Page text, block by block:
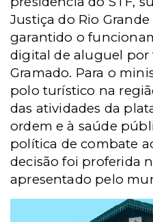
Justiça do Rio
garantido o
digital de aluguel
Gramado. Para o
polo turístico na
das atividades da
ordem e à saúde
política de combate
decisão foi proferida
apresentado pelo